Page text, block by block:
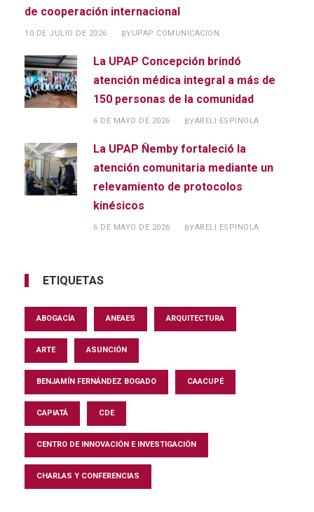
de cooperación internacional
10 DE JULIO DE 2026 BYUPAP COMUNICACION
La UPAP Concepción brindó
atención médica integral a más de
150 personas de la comunidad
6 DE MAYO DE 2026 BYARELI ESPINOLA
La UPAP Ñemby fortaleció la
atención comunitaria mediante un
relevamiento de protocolos
kinésicos
6 DE MAYO DE 2026 BYARELI ESPINOLA
ETIQUETAS
ABOGACÍA ANEAES ARQUITECTURA
ARTE ASUNCIÓN
BENJAMÍN FERNÁNDEZ BOGADO CAACUPÉ
CAPIATÁ CDE
CENTRO DE INNOVACIÓN E INVESTIGACIÓN
CHARLAS Y CONFERENCIAS